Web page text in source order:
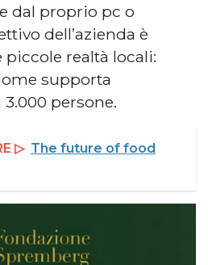
dal proprio pc o
dell’azienda è
piccole realtà locali:
supporta
persone.
▷ The future of food